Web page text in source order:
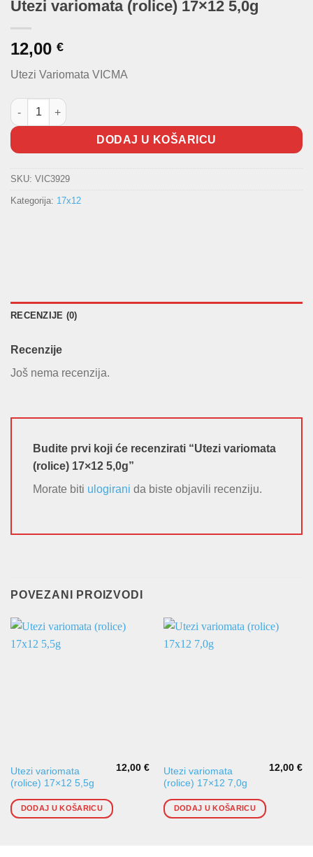
Utezi variomata (rolice) 17×12 5,0g
12,00 €
Utezi Variomata VICMA
Utezi variomata (rolice) 17x12 5,0g količina
DODAJ U KOŠARICU
SKU: VIC3929
Kategorija: 17x12
RECENZIJE (0)
Recenzije
Još nema recenzija.
Budite prvi koji će recenzirati “Utezi variomata
(rolice) 17×12 5,0g”
Morate biti ulogirani da biste objavili recenziju.
POVEZANI PROIZVODI
Utezi variomata
(rolice) 17×12 5,5g
12,00€
DODAJ U KOŠARICU
Utezi variomata
(rolice) 17×12 7,0g
12,00€
DODAJ U KOŠARICU